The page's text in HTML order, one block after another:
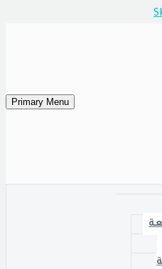
Primary Menu